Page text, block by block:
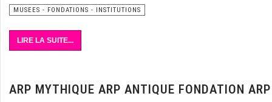
MUSEES - FONDATIONS - INSTITUTIONS
LIRE LA SUITE...
ARP MYTHIQUE ARP ANTIQUE FONDATION